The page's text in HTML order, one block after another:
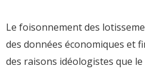
Le foisonnement des
des données économiques et
des raisons idéologistes que